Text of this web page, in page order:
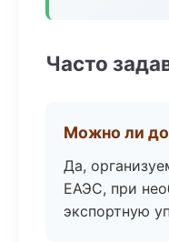
Часто
Можно ли
Да,
ЕАЭС, при
экспортную